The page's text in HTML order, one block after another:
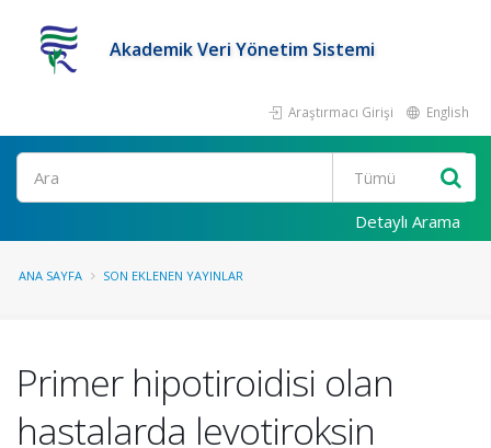
Akademik Veri Yönetim Sistemi
Araştırmacı Girişi English
Ara
Detaylı Arama
ANA SAYFA SON EKLENEN YAYINLAR
Primer hipotiroidisi olan
hastalarda levotiroksin